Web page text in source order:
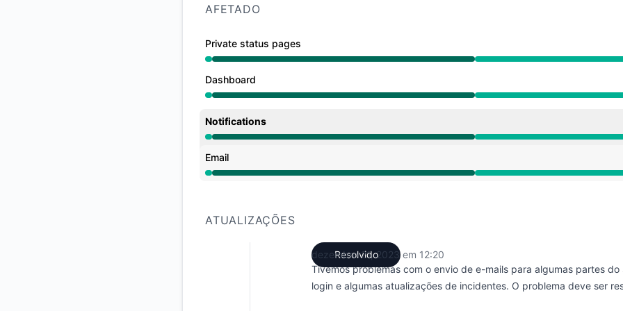
AFETADO
Private status pages
Operacional de 12:20 AM para 12:20 PM
Dashboard
Operacional de 12:20 AM para 12:20 PM
Notifications
Operacional de 12:20 AM para 12:20 PM
Email
Operacional de 12:20 AM para 12:20 PM
ATUALIZAÇÕES
Resolvido
dezembro 21, 2023 em 12:20
Tivemos problemas com o envio de e-mails para algumas partes do
login e algumas atualizações de incidentes. O problema deve ser